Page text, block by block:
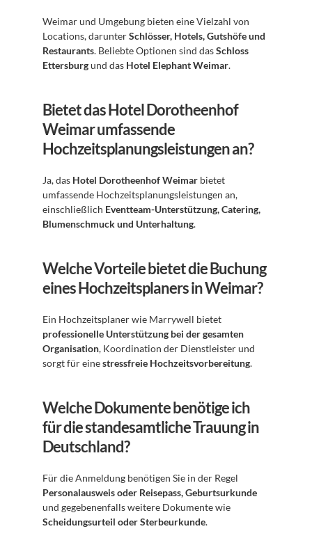
Weimar und Umgebung bieten eine Vielzahl von
Locations, darunter Schlösser, Hotels, Gutshöfe und
Restaurants. Beliebte Optionen sind das Schloss
Ettersburg und das Hotel Elephant Weimar.
Bietet das Hotel Dorotheenhof
Weimar umfassende
Hochzeitsplanungsleistungen an?
Ja, das Hotel Dorotheenhof Weimar bietet
umfassende Hochzeitsplanungsleistungen an,
einschließlich Eventteam-Unterstützung, Catering,
Blumenschmuck und Unterhaltung.
Welche Vorteile bietet die Buchung
eines Hochzeitsplaners in Weimar?
professionelle Unterstützung bei der gesamten
Organisation, Koordination der Dienstleister und
sorgt für eine stressfreie Hochzeitsvorbereitung.
Welche Dokumente benötige ich
für die standesamtliche Trauung in
Deutschland?
Personalausweis oder Reisepass, Geburtsurkunde
Scheidungsurteil oder Sterbeurkunde.